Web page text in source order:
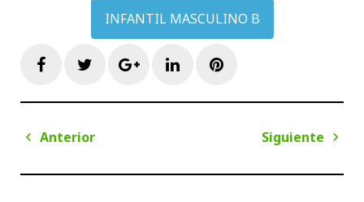
INFANTIL MASCULINO B
FacebookTwitterGoogle+LinkedInPinterest
Navegación
entradas
Anterior
Siguiente